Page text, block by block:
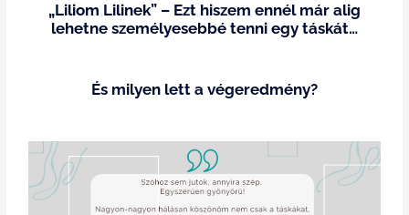
„Liliom Lilinek” – Ezt hiszem ennél már alig
lehetne személyesebbé tenni egy táskát…
És milyen lett a végeredmény?